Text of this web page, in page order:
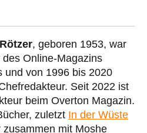
, geboren 1953, war
des Online-Magazins
und von 1996 bis 2020
Seit 2022 ist
beim Overton Magazin.
zuletzt In der Wüste
zusammen mit Moshe